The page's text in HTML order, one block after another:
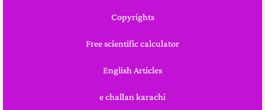
Copyrights
Free scientific calculator
English Articles
e challan karachi